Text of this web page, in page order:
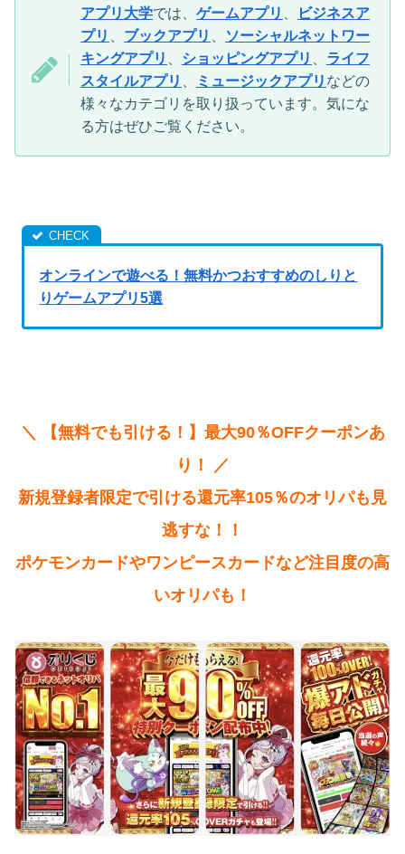
アプリ大学では、 ゲームアプリ 、
ビジネスア
プリ 、 ブックアプリ 、
ソーシャルネットワー
キングアプリ 、 ショッピングアプリ 、 ライフ
スタイルアプリ 、 ミュージックアプリ などの
様々なカテゴリを取り扱っています。気にな
る方はぜひご覧ください。
オンラインで遊べる！無料かつおすすめのしりと
りゲームアプリ5選
＼ 【無料でも引ける！】最大90％OFFクーポンあ
り！ ／
新規登録者限定で引ける還元率105％のオリパも見
逃すな！！
ポケモンカードやワンピースカードなど注目度の高
いオリパも！